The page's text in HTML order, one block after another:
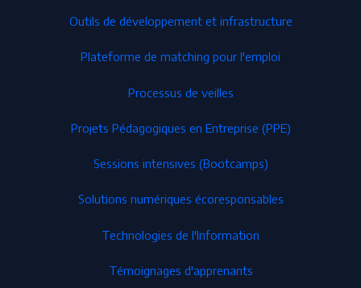
Outils de développement et infrastructure
Plateforme de matching pour l'emploi
Processus de veilles
Projets Pédagogiques en Entreprise (PPE)
Sessions intensives (Bootcamps)
Solutions numériques écoresponsables
Technologies de l'Information
Témoignages d'apprenants